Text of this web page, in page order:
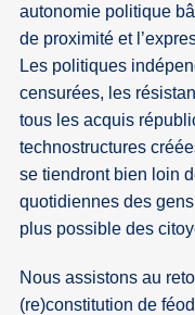
autonomie politique
de proximité et
Les politiques
censurées, les
tous les acquis
technostructures
se tiendront bien loin
quotidiennes des
plus possible des
Nous assistons au
(re)constitution de